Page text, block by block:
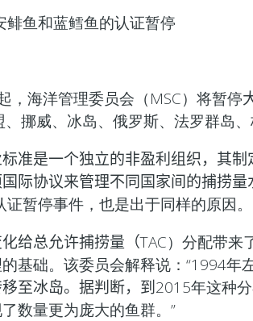
鲱鱼和蓝鳕鱼的认证暂停
，海洋管理委员会（MSC）将暂停
挪威、冰岛、俄罗斯、法罗群岛
准是一个独立的非盈利组织，其
际协议来管理不同国家间的捕捞
暂停事件，也是出于同样的原因。
给总允许捕捞量（TAC）分配带来
基础。该委员会解释说：“1994年
至冰岛。据判断，到2015年这种
数量更为庞大的鱼群。”